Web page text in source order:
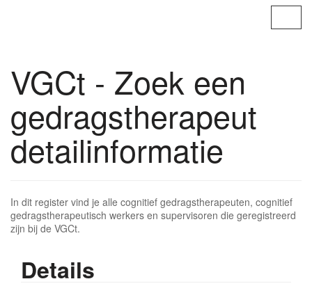
VGCt - Zoek een
gedragstherapeut
detailinformatie
In dit register vind je alle cognitief gedragstherapeuten, cognitief
gedragstherapeutisch werkers en supervisoren die geregistreerd
zijn bij de VGCt.
Details